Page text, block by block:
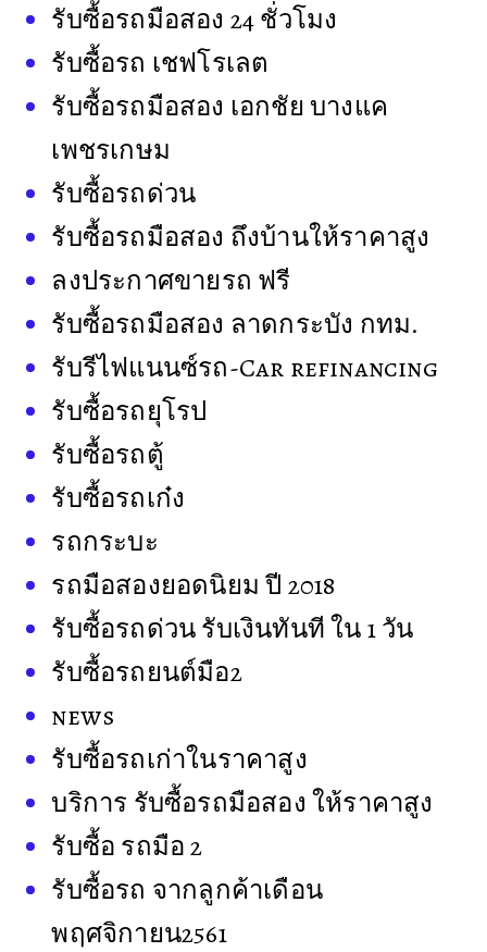
รับซื้อรถมือสอง 24 ชั่วโมง
รับซื้อรถ เชฟโรเลต
รับซื้อรถมือสอง เอกชัย บางแค
เพชรเกษม
รับซื้อรถด่วน
รับซื้อรถมือสอง ถึงบ้านให้ราคาสูง
ลงประกาศขายรถ ฟรี
รับซื้อรถมือสอง ลาดกระบัง กทม.
รับรีไฟแนนซ์รถ-Car refinancing
รับซื้อรถยุโรป
รับซื้อรถตู้
รับซื้อรถเก๋ง
รถกระบะ
รถมือสองยอดนิยม ปี 2018
รับซื้อรถด่วน รับเงินทันที ใน 1 วัน
รับซื้อรถยนต์มือ2
news
รับซื้อรถเก่าในราคาสูง
บริการ รับซื้อรถมือสอง ให้ราคาสูง
รับซื้อ รถมือ 2
รับซื้อรถ จากลูกค้าเดือน
พฤศจิกายน2561